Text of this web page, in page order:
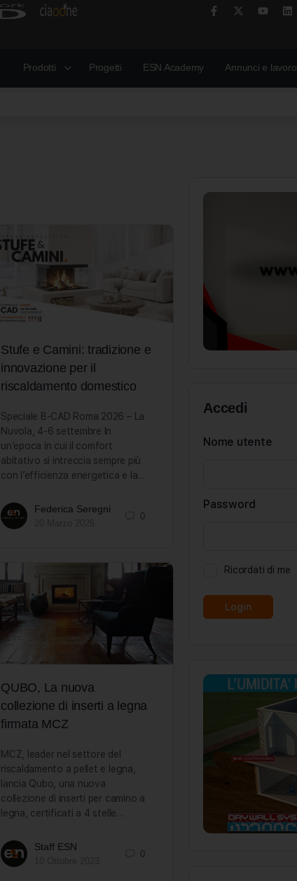
Prodotti Progetti ESN Academy Annunci e lavoro
Stufe e Camini: tradizione e
innovazione per il
riscaldamento domestico
Speciale B-CAD Roma 2026 – La
Nuvola, 4-6 settembre In
un’epoca in cui il comfort
abitativo si intreccia sempre più
con l’efficienza energetica e la…
Federica Seregni
0
QUBO, La nuova
collezione di inserti a legna
firmata MCZ
MCZ, leader nel settore del
riscaldamento a pellet e legna,
lancia Qubo, una nuova
collezione di inserti per camino a
legna, certificati a 4 stelle…
Staff ESN
0
Accedi
Nome utente
Password
Ricordati di me